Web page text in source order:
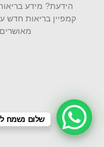
הידעת? מידע
קמפיין בריאות חדש
שלום נשמח